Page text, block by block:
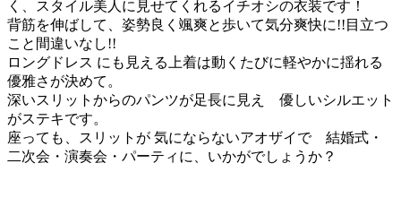
く、スタイル美人に見せてくれるイチオシの衣装です！
背筋を伸ばして、姿勢良く颯爽と歩いて気分爽快に!!目立つ
こと間違いなし!!
ロングドレス にも見える上着は動くたびに軽やかに揺れる
優雅さが決めて。
深いスリットからのパンツが足長に見え 優しいシルエット
がステキです。
座っても、スリットが 気にならないアオザイで 結婚式・
二次会・演奏会・パーティに、いかがでしょうか？